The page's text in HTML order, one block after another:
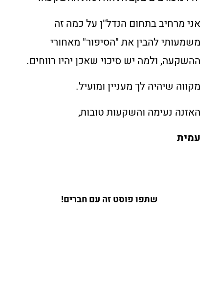
אני מרחיב בתחום הנדל"ן על כמה זה
משמעותי להבין את "הסיפור" מאחורי
ההשקעה, ולמה יש סיכוי שאכן יהיו רווחים.
מקווה שיהיה לך מעניין ומועיל.
האזנה נעימה והשקעות טובות,
עמית
שתפו פוסט זה עם חברים!